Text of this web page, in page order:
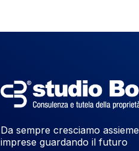
Da sempre cresciamo
imprese guardando il futuro